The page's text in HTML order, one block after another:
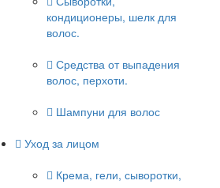
кондиционеры, шелк для
волос.
Средства от выпадения
волос, перхоти.
Шампуни для волос
Уход за лицом
Крема, гели, сыворотки,